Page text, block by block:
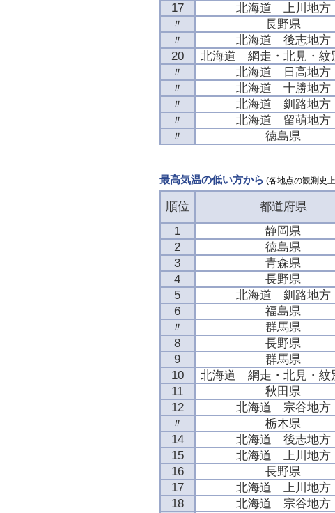
17
北海道 上川地方
〃
長野県
〃
北海道 後志地方
20
北海道 網走・北見・紋
〃
北海道 日高地方
〃
北海道 十勝地方
〃
北海道 釧路地方
〃
北海道 留萌地方
〃
徳島県
最高気温の低い方から (各地点の観測史
順位 都道府県
1
静岡県
2
徳島県
3
青森県
4
長野県
5
北海道 釧路地方
6
福島県
〃
群馬県
8
長野県
9
群馬県
10
北海道 網走・北見・紋
11
秋田県
12
北海道 宗谷地方
〃
栃木県
14
北海道 後志地方
15
北海道 上川地方
16
長野県
17
北海道 上川地方
18
北海道 宗谷地方